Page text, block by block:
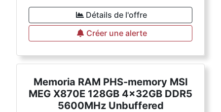
Détails de l'offre
Créer une alerte
Memoria RAM PHS-memory MSI
MEG X870E 128GB 4x32GB DDR5
5600MHz Unbuffered